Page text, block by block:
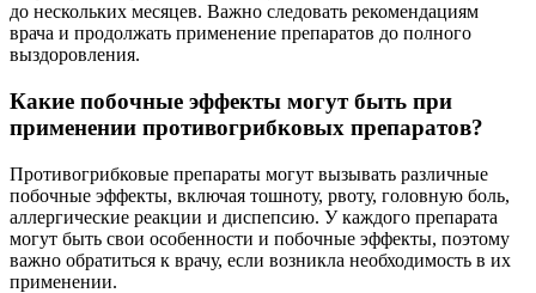
до нескольких месяцев. Важно следовать рекомендациям
врача и продолжать применение препаратов до полного
выздоровления.
Какие побочные эффекты могут быть при
применении противогрибковых препаратов?
Противогрибковые препараты могут вызывать различные
побочные эффекты, включая тошноту, рвоту, головную боль,
аллергические реакции и диспепсию. У каждого препарата
могут быть свои особенности и побочные эффекты, поэтому
важно обратиться к врачу, если возникла необходимость в их
применении.